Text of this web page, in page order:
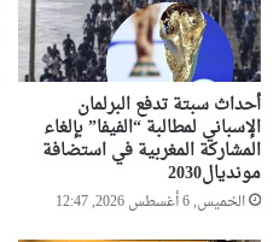
ر
ي
ك
ي
ة
س
ة
ا
ل
ح
ر
ة
ل
ل
أحداث سبتة تدفع البرلمان
الإسباني لمطالبة “الفيفا” بإلغاء
المشاركة المغربية في استضافة
مونديال2030
الخميس, 6 أغسطس 2026, 12:47